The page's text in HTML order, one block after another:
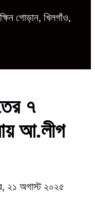
গোড়ান, খিলগাঁও,
৭
আ.লীগ
২১ অগাস্ট ২০২৫